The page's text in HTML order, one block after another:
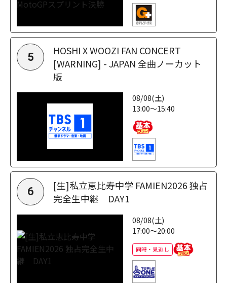
5
HOSHI X WOOZI FAN CONCERT
[WARNING] - JAPAN 全曲ノーカット
版
08/08(土)
13:00～15:40
6
[生]私立恵比寿中学 FAMIEN2026 独占
完全生中継 DAY1
08/08(土)
17:00～20:00
同時・見逃し